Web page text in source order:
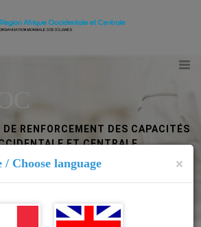
DE RENFORCEMENT DES CAPACITÉS
ET CENTRALE
Choose language ×